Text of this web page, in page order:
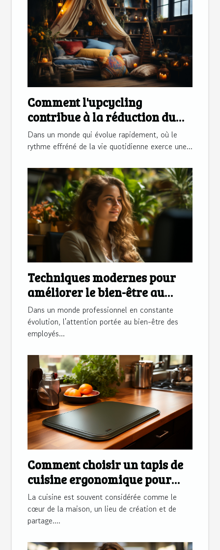
Comment l'upcycling
contribue à la réduction du
stress et améliore le bien-être
Dans un monde qui évolue rapidement, où le
rythme effréné de la vie quotidienne exerce une...
Techniques modernes pour
améliorer le bien-être au
travail
Dans un monde professionnel en constante
évolution, l'attention portée au bien-être des
employés...
Comment choisir un tapis de
cuisine ergonomique pour
soulager les douleurs de dos
lors de la préparation des
repas
La cuisine est souvent considérée comme le
cœur de la maison, un lieu de création et de
partage....